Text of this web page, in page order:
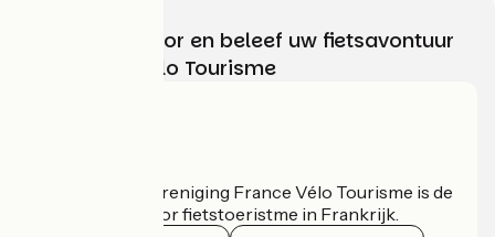
Kies, bereid voor en beleef uw fietsavontuur
met France Vélo Tourisme
De nationale vereniging France Vélo Tourisme is de
officiële gids voor fietstoeristme in Frankrijk.